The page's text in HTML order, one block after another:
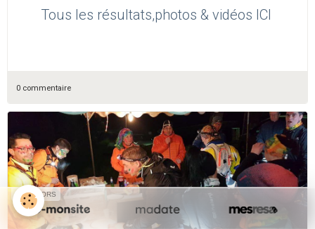
Tous les résultats,photos & vidéos ICI
0 commentaire
SPONSORS